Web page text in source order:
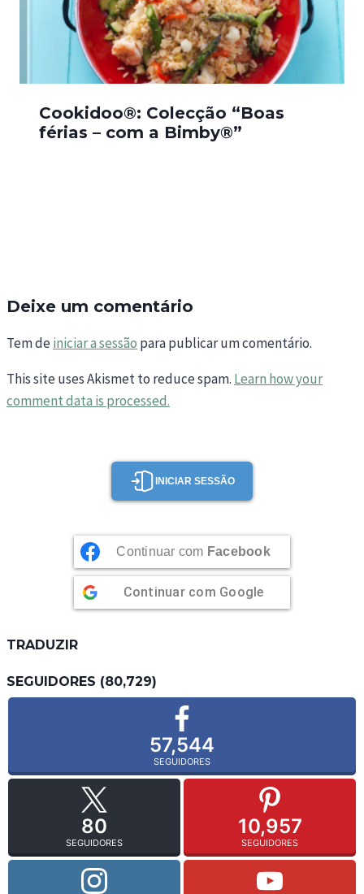
Cookidoo®: Colecção “Boas
férias – com a Bimby®”
Deixe um comentário
Tem deiniciar a sessão para publicar um comentário.
This site uses Akismet to reduce spam. Learn how your
comment data is processed.
INICIAR SESSÃO
Continuar com Facebook
Continuar com Google
TRADUZIR
SEGUIDORES (80,729)
57,544
SEGUIDORES
80
SEGUIDORES
10,957
SEGUIDORES